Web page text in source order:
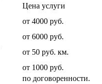
Цена услуги
от 4000 руб.
от 6000 руб.
от 50 руб. км.
от 1000 руб.
по договоренности.